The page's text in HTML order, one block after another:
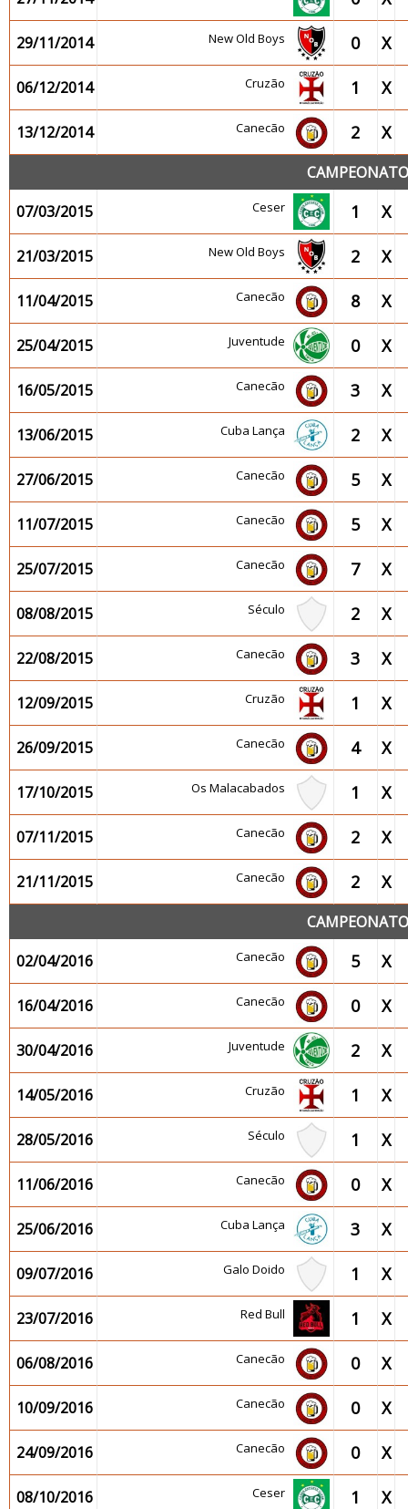
29/11/2014 New Old Boys 0 X
06/12/2014 Cruzão 1 X
13/12/2014 Canecão 2 X
07/03/2015
Ceser 1 X
21/03/2015 New Old Boys 2 X
11/04/2015 Canecão 8 X
25/04/2015 Juventude 0 X
16/05/2015 Canecão 3 X
13/06/2015 Cuba Lança 2 X
27/06/2015 Canecão 5 X
11/07/2015 Canecão 5 X
25/07/2015 Canecão 7 X
08/08/2015 Século 2 X
22/08/2015 Canecão 3 X
12/09/2015 Cruzão 1 X
26/09/2015 Canecão 4 X
17/10/2015 Os Malacabados 1 X
07/11/2015 Canecão 2 X
21/11/2015 Canecão 2 X
02/04/2016
Canecão 5 X
16/04/2016 Canecão 0 X
30/04/2016 Juventude 2 X
14/05/2016 Cruzão 1 X
28/05/2016 Século 1 X
11/06/2016 Canecão 0 X
25/06/2016 Cuba Lança 3 X
09/07/2016 Galo Doido 1 X
23/07/2016 Red Bull 1 X
06/08/2016 Canecão 0 X
10/09/2016 Canecão 0 X
24/09/2016 Canecão 0 X
08/10/2016 Ceser 1 X